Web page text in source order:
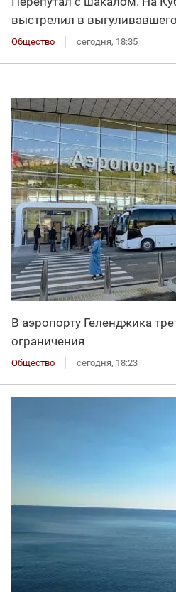
выстрелил в
Общество сегодня, 18:35
В аэропорту Геленджика
ограничения
Общество сегодня, 18:23